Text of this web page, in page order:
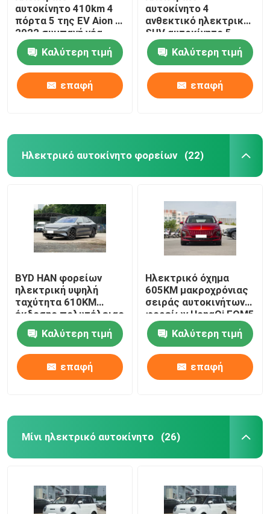
αυτοκίνητο 410km 4
πόρτα 5 της EV Aion S
2022 συμπαγή νέα
ενεργειακά οχήματα
καθισμάτων
Καλύτερη τιμή
επαφή
αυτοκίνητο 4
ανθεκτικό ηλεκτρικό
SUV αυτοκίνητο 5
σφραγίδων 550KM
BYD καθισμάτων
Seater
Καλύτερη τιμή
επαφή
Ηλεκτρικό αυτοκίνητο φορείων (22)
BYD HAN φορείων
ηλεκτρική υψηλή
ταχύτητα 610KM
έκδοσης πολυτέλειας
αντοχής αυτοκινήτων
μακροχρόνια
Καλύτερη τιμή
επαφή
Ηλεκτρικό όχημα
605KM μακροχρόνιας
σειράς αυτοκινήτων
φορείων HongQi EQM5
νέο ενεργειακό πόρτα
4
Καλύτερη τιμή
επαφή
Μίνι ηλεκτρικό αυτοκίνητο (26)